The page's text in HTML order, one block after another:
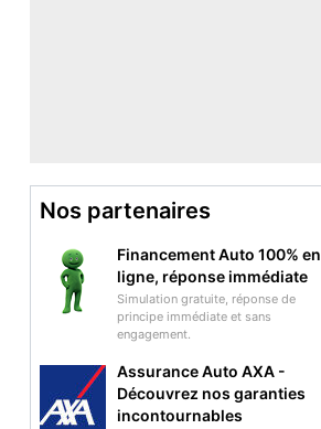
Nos partenaires
Financement Auto 100% en
ligne, réponse immédiate
Simulation gratuite, réponse de
principe immédiate et sans
engagement.
Assurance Auto AXA -
Découvrez nos garanties
incontournables